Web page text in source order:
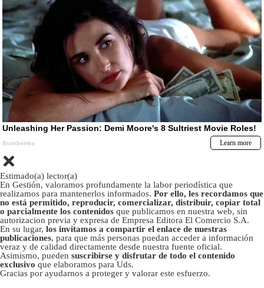
Estimado(a) lector(a)
En Gestión, valoramos profundamente la labor periodística que
realizamos para mantenerlos informados. Por ello, les recordamos que
no está permitido, reproducir, comercializar, distribuir, copiar total
o parcialmente los contenidos que publicamos en nuestra web, sin
autorizacion previa y expresa de Empresa Editora El Comercio S.A.
En su lugar, los invitamos a compartir el enlace de nuestras
publicaciones, para que más personas puedan acceder a información
veraz y de calidad directamente desde nuestra fuente oficial.
Asimismo, pueden suscribirse y disfrutar de todo el contenido
exclusivo que elaboramos para Uds.
Gracias por ayudarnos a proteger y valorar este esfuerzo.